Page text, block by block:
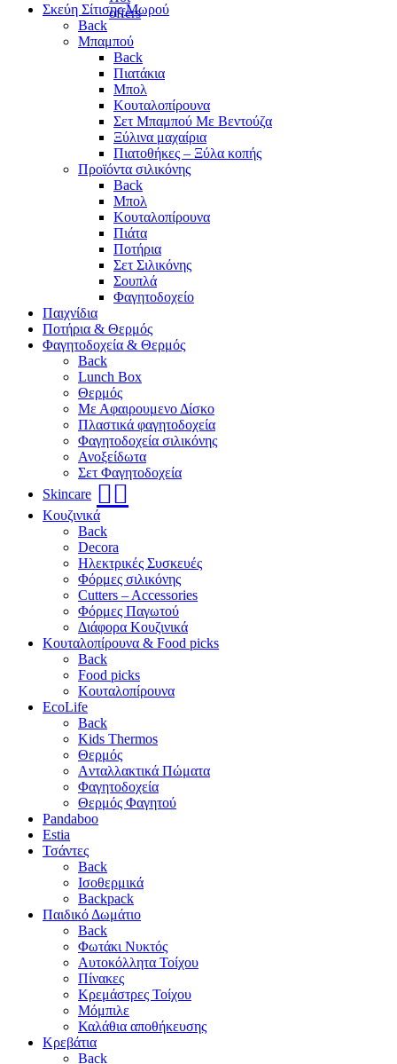
Σκεύη Σίτισης Μωρού
Back
Μπαμπού
Back
Πιατάκια
Μπολ
Κουταλοπίρουνα
Σετ Μπαμπού Με Βεντούζα
Ξύλινα μαχαίρια
Πιατοθήκες – Ξύλα κοπής
Προϊόντα σιλικόνης
Back
Μπολ
Κουταλοπίρουνα
Πιάτα
Ποτήρια
Σετ Σιλικόνης
Σουπλά
Φαγητοδοχείο
Παιχνίδια
Ποτήρια & Θερμός
Φαγητοδοχεία & Θερμός
Back
Lunch Box
Θερμός
Με Αφαιρουμενο Δίσκο
Πλαστικά φαγητοδοχεία
Φαγητοδοχεία σιλικόνης
Ανοξείδωτα
Σετ Φαγητοδοχεία
Skincare 🧖‍♀️
Κουζινικά
Back
Decora
Ηλεκτρικές Συσκευές
Φόρμες σιλικόνης
Cutters – Accessories
Φόρμες Παγωτού
Διάφορα Κουζινικά
Κουταλοπίρουνα & Food picks
Back
Food picks
Κουταλοπίρουνα
EcoLife
Back
Kids Thermos
Θερμός
Aνταλλακτικά Πώματα
Φαγητοδοχεία
Θερμός Φαγητού
Pandaboo
Estia
Τσάντες
Back
Ισοθερμικά
Backpack
Παιδικό Δωμάτιο
Back
Φωτάκι Νυκτός
Αυτοκόλλητα Τοίχου
Πίνακες
Κρεμάστρες Τοίχου
Μόμπιλε
Καλάθια αποθήκευσης
Κρεβάτια
Back